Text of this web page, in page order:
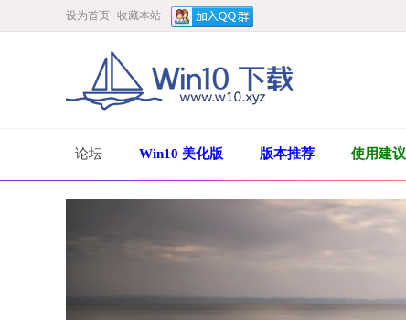
设为首页 收藏本站
论坛 Win10 美化版 版本推荐 使用建议